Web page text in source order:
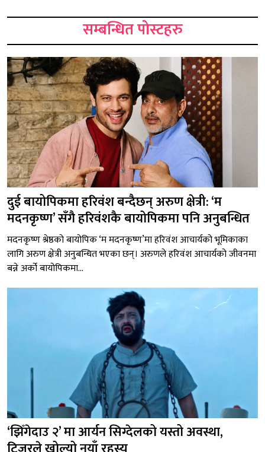
सम्बन्धित पोस्टहरु
दुई बायोपिकमा हरिवंश बन्दैछन् अरुण क्षेत्री: ‘म
मदनकृष्ण’ सँगै हरिवंशकै बायोपिकमा पनि अनुबन्धित
मदनकृष्ण श्रेष्ठको बायोपिक ‘म मदनकृष्ण’मा हरिवंश आचार्यको भूमिकाका
लागि अरुण क्षेत्री अनुबन्धित भएका छन्। अरुणले हरिवंश आचार्यको जीवनमा
बन्ने अर्को बायोपिकमा...
‘झिँगेदाउ २’ मा आर्यन सिग्देलको यस्तो अवस्था,